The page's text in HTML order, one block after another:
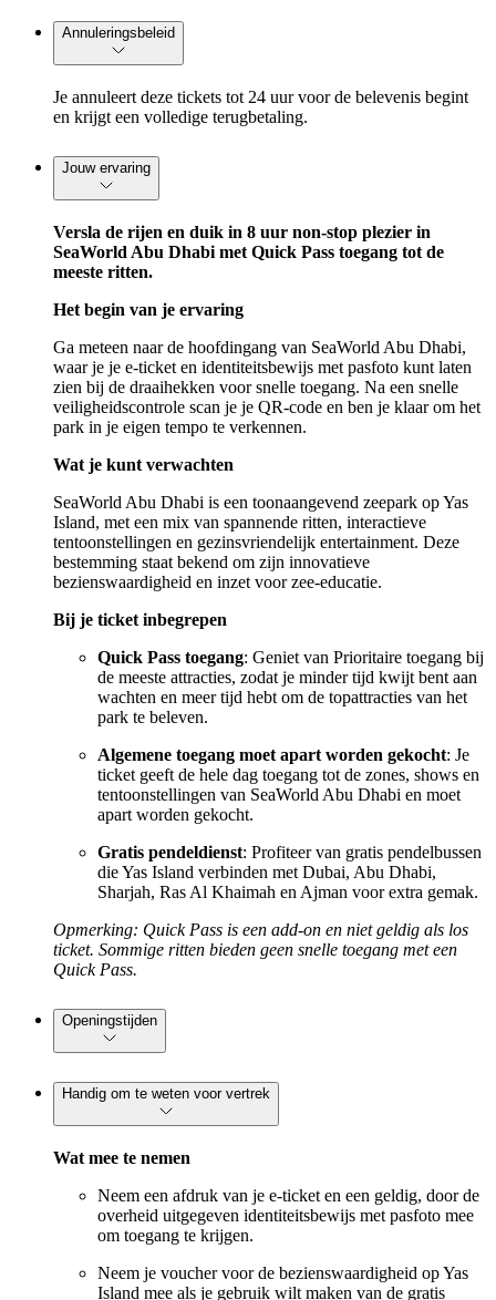
Annuleringsbeleid
Je annuleert deze tickets tot 24 uur voor de belevenis begint
en krijgt een volledige terugbetaling.
Jouw ervaring
Versla de rijen en duik in 8 uur non-stop plezier in
SeaWorld Abu Dhabi met Quick Pass toegang tot de
meeste ritten.
Het begin van je ervaring
Ga meteen naar de hoofdingang van SeaWorld Abu Dhabi,
waar je je e-ticket en identiteitsbewijs met pasfoto kunt laten
zien bij de draaihekken voor snelle toegang. Na een snelle
veiligheidscontrole scan je je QR-code en ben je klaar om het
park in je eigen tempo te verkennen.
Wat je kunt verwachten
SeaWorld Abu Dhabi is een toonaangevend zeepark op Yas
Island, met een mix van spannende ritten, interactieve
tentoonstellingen en gezinsvriendelijk entertainment. Deze
bestemming staat bekend om zijn innovatieve
bezienswaardigheid en inzet voor zee-educatie.
Bij je ticket inbegrepen
Quick Pass toegang: Geniet van Prioritaire toegang bij
de meeste attracties, zodat je minder tijd kwijt bent aan
wachten en meer tijd hebt om de topattracties van het
park te beleven.
Algemene toegang moet apart worden gekocht: Je
ticket geeft de hele dag toegang tot de zones, shows en
tentoonstellingen van SeaWorld Abu Dhabi en moet
apart worden gekocht.
Gratis pendeldienst: Profiteer van gratis pendelbussen
die Yas Island verbinden met Dubai, Abu Dhabi,
Sharjah, Ras Al Khaimah en Ajman voor extra gemak.
Opmerking: Quick Pass is een add-on en niet geldig als los
ticket. Sommige ritten bieden geen snelle toegang met een
Quick Pass.
Openingstijden
Handig om te weten voor vertrek
Wat mee te nemen
Neem een afdruk van je e-ticket en een geldig, door de
overheid uitgegeven identiteitsbewijs met pasfoto mee
om toegang te krijgen.
Neem je voucher voor de bezienswaardigheid op Yas
Island mee als je gebruik wilt maken van de gratis